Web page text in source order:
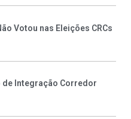
Votou nas Eleições CRCs
de Integração Corredor